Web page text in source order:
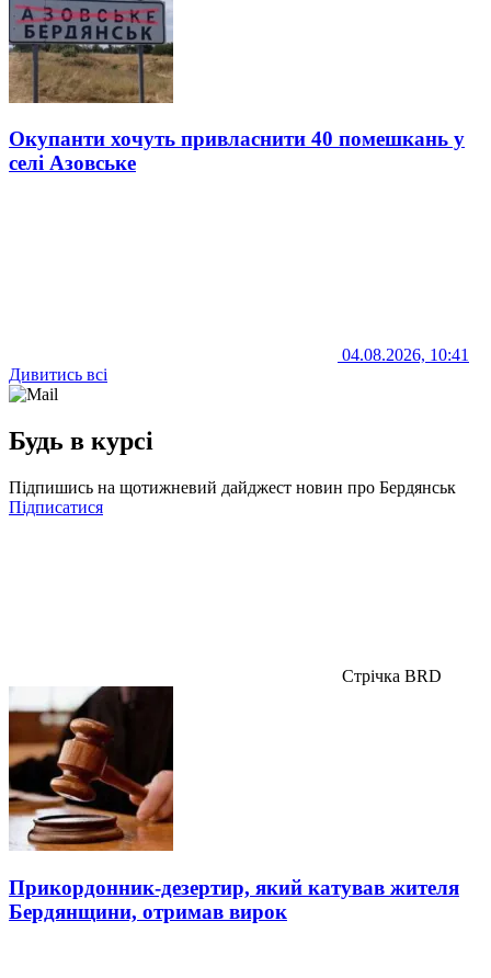
Окупанти хочуть привласнити 40 помешкань у
селі Азовське
04.08.2026, 10:41
Дивитись всі
Будь в курсі
Підпишись на щотижневий дайджест новин про Бердянськ
Підписатися
Стрічка BRD
Прикордонник-дезертир, який катував жителя
Бердянщини, отримав вирок